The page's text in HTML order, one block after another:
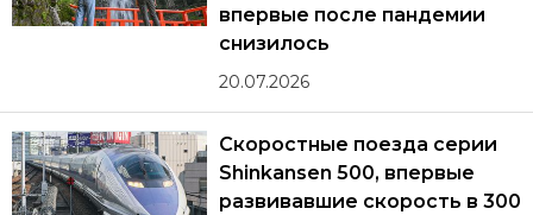
впервые после пандемии
снизилось
20.07.2026
Скоростные поезда серии
Shinkansen 500, впервые
развивавшие скорость в 300